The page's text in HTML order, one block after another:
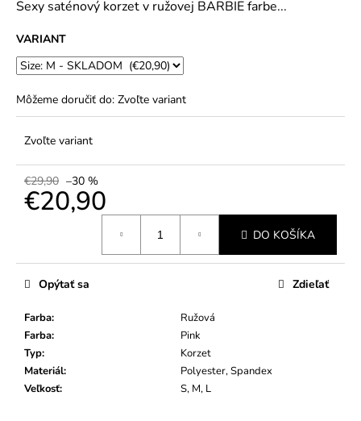
5
Sexy saténový korzet v ružovej BARBIE farbe...
VARIANT
Môžeme doručiť do: Zvoľte variant
Zvoľte variant
€29,90 –30 %
€20,90
DO KOŠÍKA
Farba:
Ružová
Farba:
Pink
Typ:
Korzet
Materiál:
Polyester, Spandex
Veľkosť: S, M, L
Opýtať sa Zdieľať
m
e